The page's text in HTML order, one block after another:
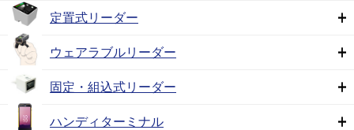
定置式リーダー
ウェアラブルリーダー
固定・組込式リーダー
ハンディターミナル